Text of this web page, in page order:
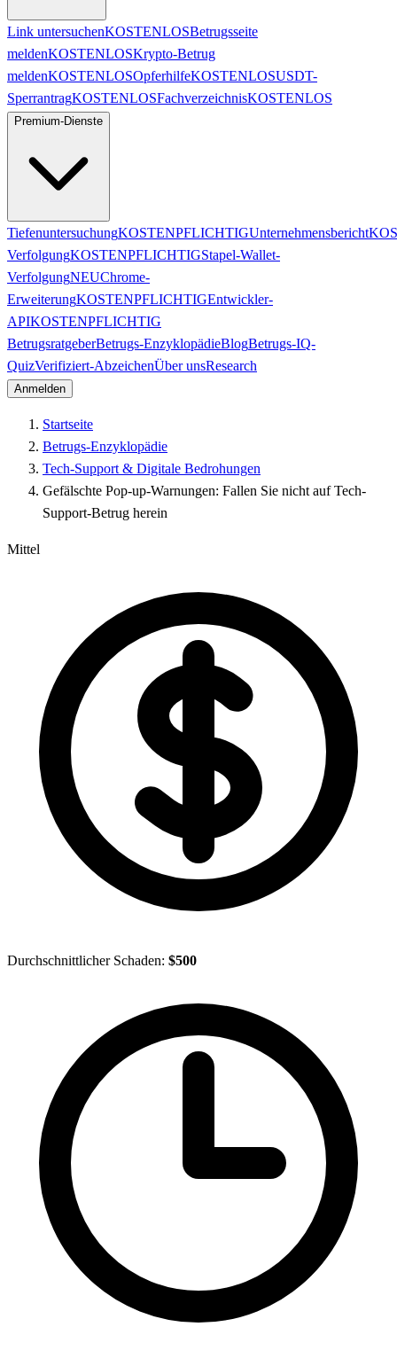
Link untersuchenKOSTENLOSBetrugsseite
meldenKOSTENLOSKrypto-Betrug
meldenKOSTENLOSOpferhilfeKOSTENLOSUSDT-
SperrantragKOSTENLOSFachverzeichnisKOSTENLOS
Premium-Dienste
TiefenuntersuchungKOSTENPFLICHTIGUnternehmensbericht
VerfolgungKOSTENPFLICHTIGStapel-Wallet-
VerfolgungNEUChrome-
ErweiterungKOSTENPFLICHTIGEntwickler-
APIKOSTENPFLICHTIG
BetrugsratgeberBetrugs-EnzyklopädieBlogBetrugs-IQ-
QuizVerifiziert-AbzeichenÜber unsResearch
Anmelden
Startseite
Betrugs-Enzyklopädie
Tech-Support & Digitale Bedrohungen
Gefälschte Pop-up-Warnungen: Fallen Sie nicht auf Tech-
Support-Betrug herein
Mittel
Durchschnittlicher Schaden: $500